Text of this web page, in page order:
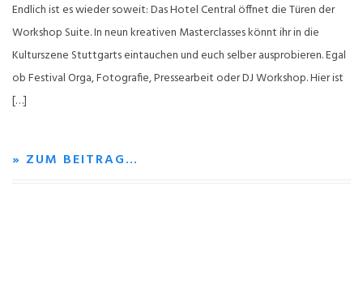
Endlich ist es wieder soweit: Das Hotel Central öffnet die Türen der
Workshop Suite. In neun kreativen Masterclasses könnt ihr in die
Kulturszene Stuttgarts eintauchen und euch selber ausprobieren. Egal
ob Festival Orga, Fotografie, Pressearbeit oder DJ Workshop. Hier ist
[…]
» ZUM BEITRAG…